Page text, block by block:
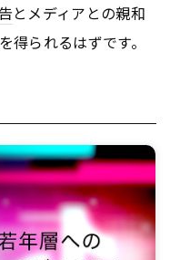
とメディアとの親和
得られるはずです。